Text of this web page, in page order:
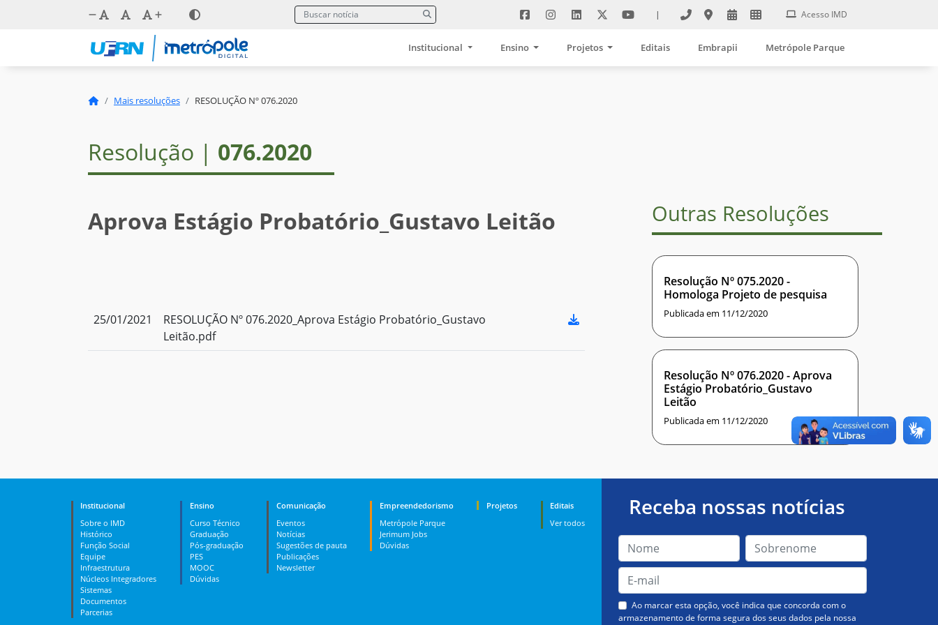
| Acesso IMD
Institucional Ensino Projetos Editais Embrapii Metrópole Parque
Mais resoluções RESOLUÇÃO Nº 076.2020
Resolução | 076.2020
Aprova Estágio Probatório_Gustavo Leitão
25/01/2021
RESOLUÇÃO Nº 076.2020_Aprova Estágio Probatório_Gustavo
Leitão.pdf
Outras Resoluções
Resolução Nº 075.2020 -
Homologa Projeto de pesquisa
Publicada em 11/12/2020
Resolução Nº 076.2020 - Aprova
Estágio Probatório_Gustavo
Leitão
Publicada em 11/12/2020
Institucional
Sobre o IMD
Histórico
Função Social
Equipe
Infraestrutura
Núcleos Integradores
Sistemas
Documentos
Parcerias
Ensino
Curso Técnico
Graduação
Pós-graduação
PES
MOOC
Dúvidas
Comunicação
Eventos
Notícias
Sugestões de pauta
Publicações
Newsletter
Empreendedorismo
Metrópole Parque
Jerimum Jobs
Dúvidas
Projetos
Editais
Ver todos
Receba nossas notícias
Ao marcar esta opção, você indica que concorda com o
armazenamento de forma segura dos seus dados pela nossa